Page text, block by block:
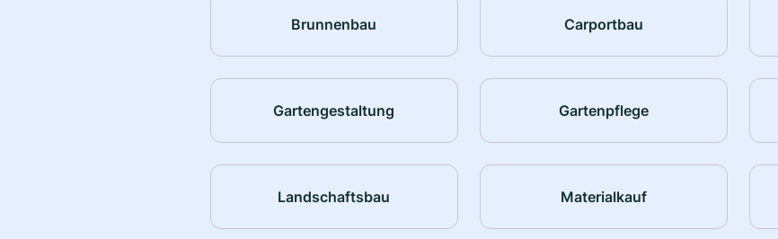
Brunnenbau Carportbau
Gartengestaltung Gartenpflege
Landschaftsbau Materialkauf